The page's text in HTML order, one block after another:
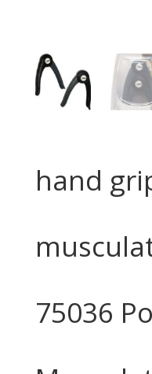
hand
75036